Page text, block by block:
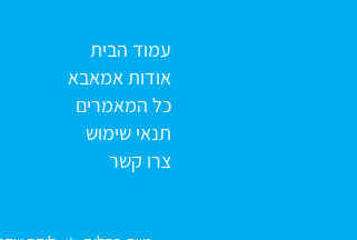
עמוד הבית
אודות אמאבא
כל המאמרים
תנאי שימוש
צרו קשר